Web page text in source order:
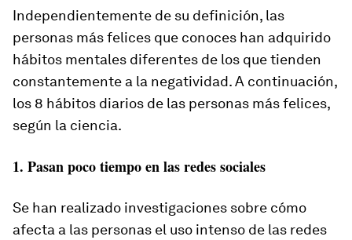
Independientemente de su definición, las
personas más felices que conoces han adquirido
hábitos mentales diferentes de los que tienden
constantemente a la negatividad. A continuación,
los 8 hábitos diarios de las personas más felices,
según la ciencia.
1. Pasan poco tiempo en las redes sociales
Se han realizado investigaciones sobre cómo
afecta a las personas el uso intenso de las redes